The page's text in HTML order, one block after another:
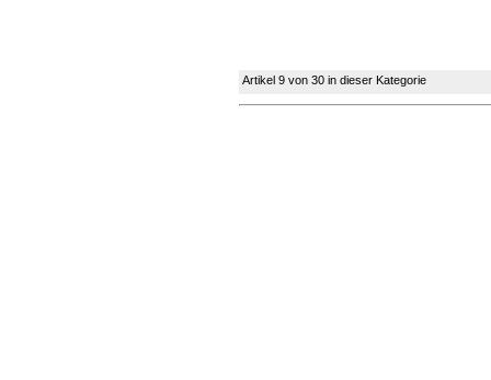
Artikel 9 von 30 in dieser Kategorie